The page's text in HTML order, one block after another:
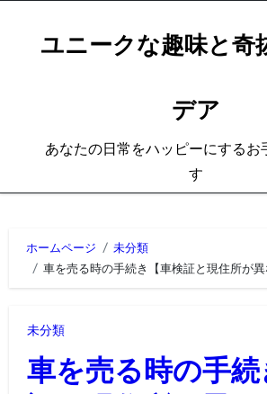
ユニークな趣味と奇
デア
あなたの日常をハッピーにするお
す
ホームページ
未分類
車を売る時の手続き【車検証と現住所が異
未分類
車を売る時の手